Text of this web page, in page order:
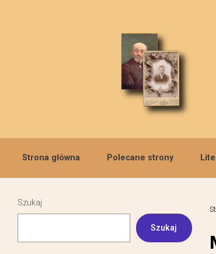
Strona główna Polecane strony
Szukaj
Szukaj